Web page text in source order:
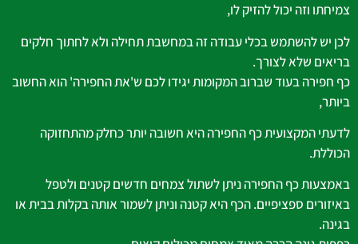
צמיחתו וזה יכול להזיק לו,
לכן יש להשתמש בכלי עבודה זה במחשבת תחילה ולא לחתוך חלקים
בריאים שלא לצורך.
כף חפירה בעוד שברוב המקומות יגידו לכם ש'את החפירה' הוא החשוב
ביותר,
לדעתי המקצועית כף החפירה היא חשובה יותר כחלק מהתחזוקה
הכוללת.
באמצעות כף החפירה ניתן לשתול צמחים חדשים קטנים ולטפל
באיזורים ספציפיים. הכף היא קטנה וניתן לשמור אותה בקלות בבית או
בגינה.